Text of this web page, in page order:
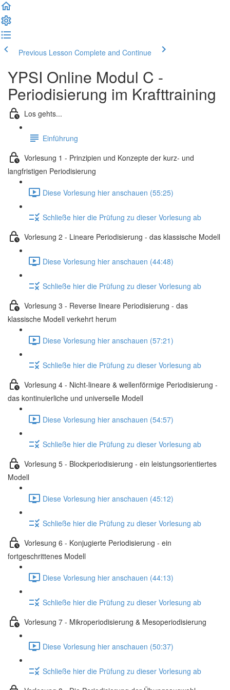
Previous Lesson Complete and Continue
YPSI Online Modul C -
Periodisierung im Krafttraining
Los gehts...
Einführung
Vorlesung 1 - Prinzipien und Konzepte der kurz- und
langfristigen Periodisierung
Diese Vorlesung hier anschauen (55:25)
Schließe hier die Prüfung zu dieser Vorlesung ab
Vorlesung 2 - Lineare Periodisierung - das klassische Modell
Diese Vorlesung hier anschauen (44:48)
Schließe hier die Prüfung zu dieser Vorlesung ab
Vorlesung 3 - Reverse lineare Periodisierung - das
klassische Modell verkehrt herum
Diese Vorlesung hier anschauen (57:21)
Schließe hier die Prüfung zu dieser Vorlesung ab
Vorlesung 4 - Nicht-lineare & wellenförmige Periodisierung -
das kontinuierliche und universelle Modell
Diese Vorlesung hier anschauen (54:57)
Schließe hier die Prüfung zu dieser Vorlesung ab
Vorlesung 5 - Blockperiodisierung - ein leistungsorientiertes
Modell
Diese Vorlesung hier anschauen (45:12)
Schließe hier die Prüfung zu dieser Vorlesung ab
Vorlesung 6 - Konjugierte Periodisierung - ein
fortgeschrittenes Modell
Diese Vorlesung hier anschauen (44:13)
Schließe hier die Prüfung zu dieser Vorlesung ab
Vorlesung 7 - Mikroperiodisierung & Mesoperiodisierung
Diese Vorlesung hier anschauen (50:37)
Schließe hier die Prüfung zu dieser Vorlesung ab